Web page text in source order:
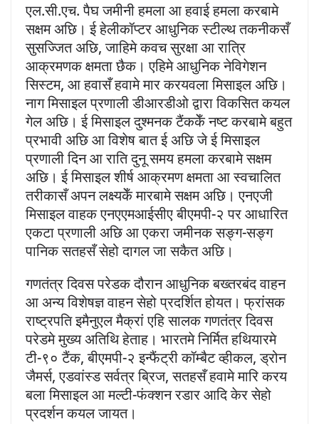
एल.सी.एच. पैघ जमीनी हमला आ हवाई हमला करबामे
सक्षम अछि। ई हेलीकॉप्टर आधुनिक स्टील्थ तकनीकसँ
सुसज्जित अछि, जाहिमे कवच सुरक्षा आ रात्रि
आक्रमणक क्षमता छैक। एहिमे आधुनिक नेविगेशन
सिस्टम, आ हवासँ हवामे मार करयवला मिसाइल अछि।
नाग मिसाइल प्रणाली डीआरडीओ द्वारा विकसित कयल
गेल अछि। ई मिसाइल दुश्मनक टैंककेँ नष्ट करबामे बहुत
प्रभावी अछि आ विशेष बात ई अछि जे ई मिसाइल
प्रणाली दिन आ राति दुनू समय हमला करबामे सक्षम
अछि। ई मिसाइल शीर्ष आक्रमण क्षमता आ स्वचालित
तरीकासँ अपन लक्ष्यकेँ मारबामे सक्षम अछि। एनएजी
मिसाइल वाहक एनएएमआईसीए बीएमपी-२ पर आधारित
एकटा प्रणाली अछि आ एकरा जमीनक सङ्ग-सङ्ग
पानिक सतहसँ सेहो दागल जा सकैत अछि।
गणतंत्र दिवस परेडक दौरान आधुनिक बख्तरबंद वाहन
आ अन्य विशेषज्ञ वाहन सेहो प्रदर्शित होयत। फ्रांसक
राष्ट्रपति इमैनुएल मैक्रां एहि सालक गणतंत्र दिवस
परेडमे मुख्य अतिथि हेताह। भारतमे निर्मित हथियारमे
टी-९० टैंक, बीएमपी-२ इन्फैंट्री कॉम्बैट व्हीकल, ड्रोन
जैमर्स, एडवांस्ड सर्वत्र ब्रिज, सतहसँ हवामे मारि करय
बला मिसाइल आ मल्टी-फंक्शन रडार आदि केर सेहो
प्रदर्शन कयल जायत।